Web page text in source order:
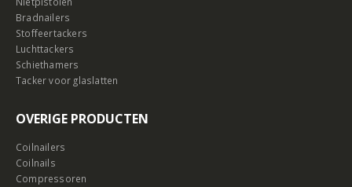
Bradnailers
Stoffeertackers
Luchttackers
Schiethamers
Tacker voor glaslatten
OVERIGE PRODUCTEN
Coilnailers
Coilnails
Compressoren